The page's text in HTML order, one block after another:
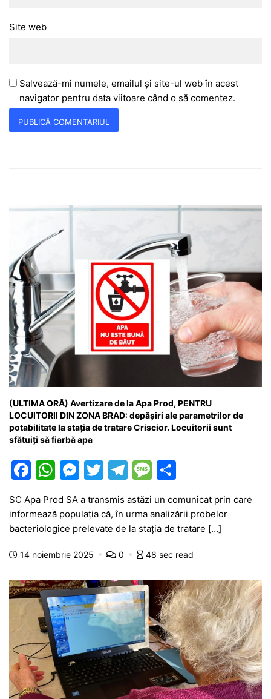
Site web
Salvează-mi numele, emailul și site-ul web în acest
navigator pentru data viitoare când o să comentez.
(ULTIMA ORĂ) Avertizare de la Apa Prod, PENTRU
LOCUITORII DIN ZONA BRAD: depășiri ale parametrilor de
potabilitate la stația de tratare Criscior. Locuitorii sunt
sfătuiți să fiarbă apa
F
c
e
b
o
o
k
W
at
s
A
p
p
M
s
s
e
g
er
T
itt
er
T
e
gr
a
m
M
s
s
a
g
e
ta
je
a
z
ă
SC Apa Prod SA a transmis astăzi un comunicat prin care
informează populația că, în urma analizării probelor
bacteriologice prelevate de la stația de tratare […]
14 noiembrie 2025 0 48 sec read